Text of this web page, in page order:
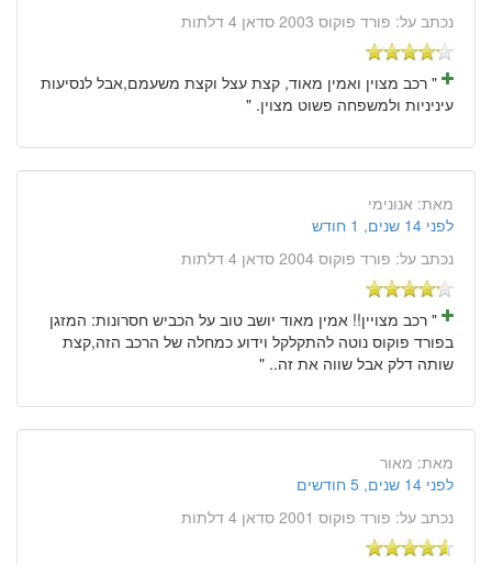
נכתב על: פורד פוקוס 2003 סדאן 4 דלתות
" רכב מצוין ואמין מאוד, קצת עצל וקצת משעמם,אבל לנסיעות
עיניניות ולמשפחה פשוט מצוין. "
מאת: אנונימי
לפני 14 שנים, 1 חודש
נכתב על: פורד פוקוס 2004 סדאן 4 דלתות
" רכב מצויין!! אמין מאוד יושב טוב על הכביש חסרונות: המזגן
בפורד פוקוס נוטה להתקלקל וידוע כמחלה של הרכב הזה,קצת
שותה דלק אבל שווה את זה.. "
מאת: מאור
לפני 14 שנים, 5 חודשים
נכתב על: פורד פוקוס 2001 סדאן 4 דלתות